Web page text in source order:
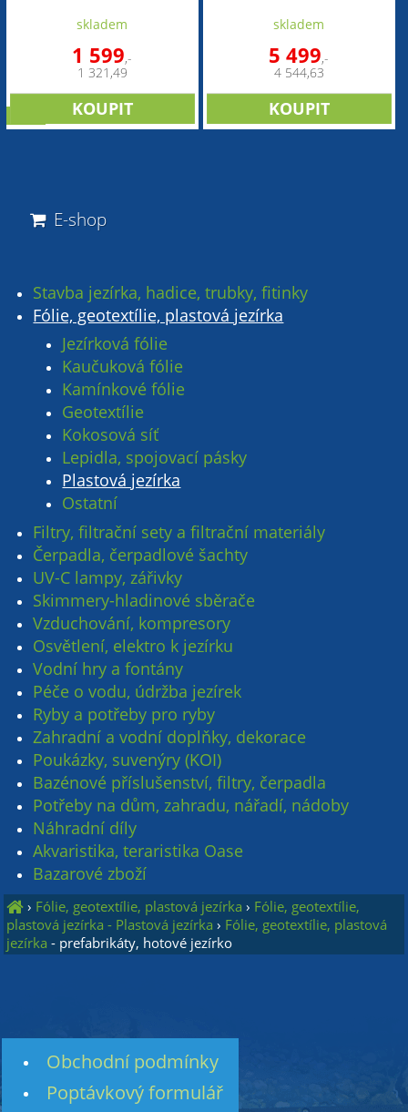
skladem
1 599,-
1 321,49
skladem
5 499,-
4 544,63
E-shop
Stavba jezírka, hadice, trubky, fitinky
Fólie, geotextílie, plastová jezírka
Jezírková fólie
Kaučuková fólie
Kamínkové fólie
Geotextílie
Kokosová síť
Lepidla, spojovací pásky
Plastová jezírka
Ostatní
Filtry, filtrační sety a filtrační materiály
Čerpadla, čerpadlové šachty
UV-C lampy, zářivky
Skimmery-hladinové sběrače
Vzduchování, kompresory
Osvětlení, elektro k jezírku
Vodní hry a fontány
Péče o vodu, údržba jezírek
Ryby a potřeby pro ryby
Zahradní a vodní doplňky, dekorace
Poukázky, suvenýry (KOI)
Bazénové příslušenství, filtry, čerpadla
Potřeby na dům, zahradu, nářadí, nádoby
Náhradní díly
Akvaristika, teraristika Oase
Bazarové zboží
› Fólie, geotextílie, plastová jezírka › Fólie, geotextílie,
plastová jezírka - Plastová jezírka › Fólie, geotextílie, plastová
jezírka - prefabrikáty, hotové jezírko
Obchodní podmínky
Poptávkový formulář